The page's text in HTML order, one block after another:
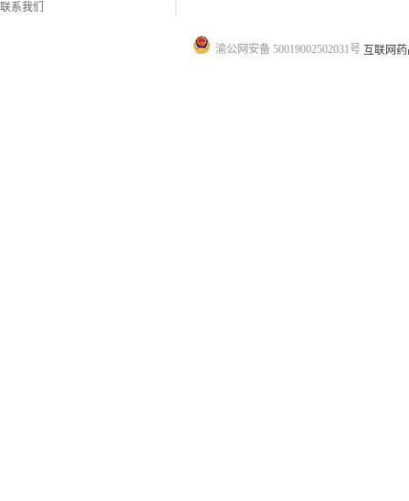
联系我们
渝公网安备 50019002502031号 互联网